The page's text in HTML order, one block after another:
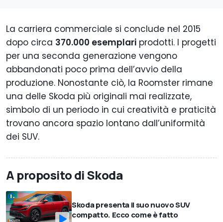
La carriera commerciale si conclude nel 2015
dopo circa 370.000 esemplari prodotti. I progetti
per una seconda generazione vengono
abbandonati poco prima dell’avvio della
produzione. Nonostante ciò, la Roomster rimane
una delle Skoda più originali mai realizzate,
simbolo di un periodo in cui creatività e praticità
trovano ancora spazio lontano dall’uniformità
dei SUV.
A proposito di Skoda
Skoda presenta il suo nuovo SUV
compatto. Ecco come è fatto